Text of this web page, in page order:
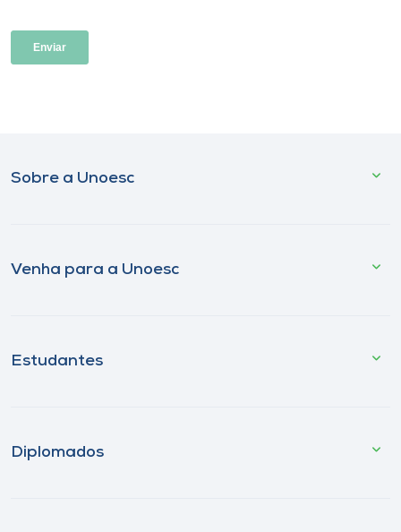
Sobre a Unoesc
Venha para a Unoesc
Estudantes
Diplomados